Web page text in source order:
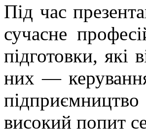
Під час
сучасне
підготовки, які
них —
високий попит